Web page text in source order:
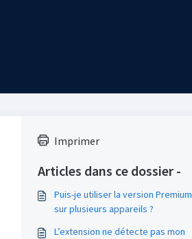
Imprimer
Articles dans ce dossier -
Puis-je utiliser la version Premium
sur plusieurs appareils ?
L’extension ne détecte pas mon